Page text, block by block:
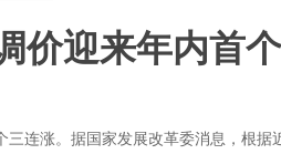
价迎来年内首
三连涨。据国家发展改革委消息，根